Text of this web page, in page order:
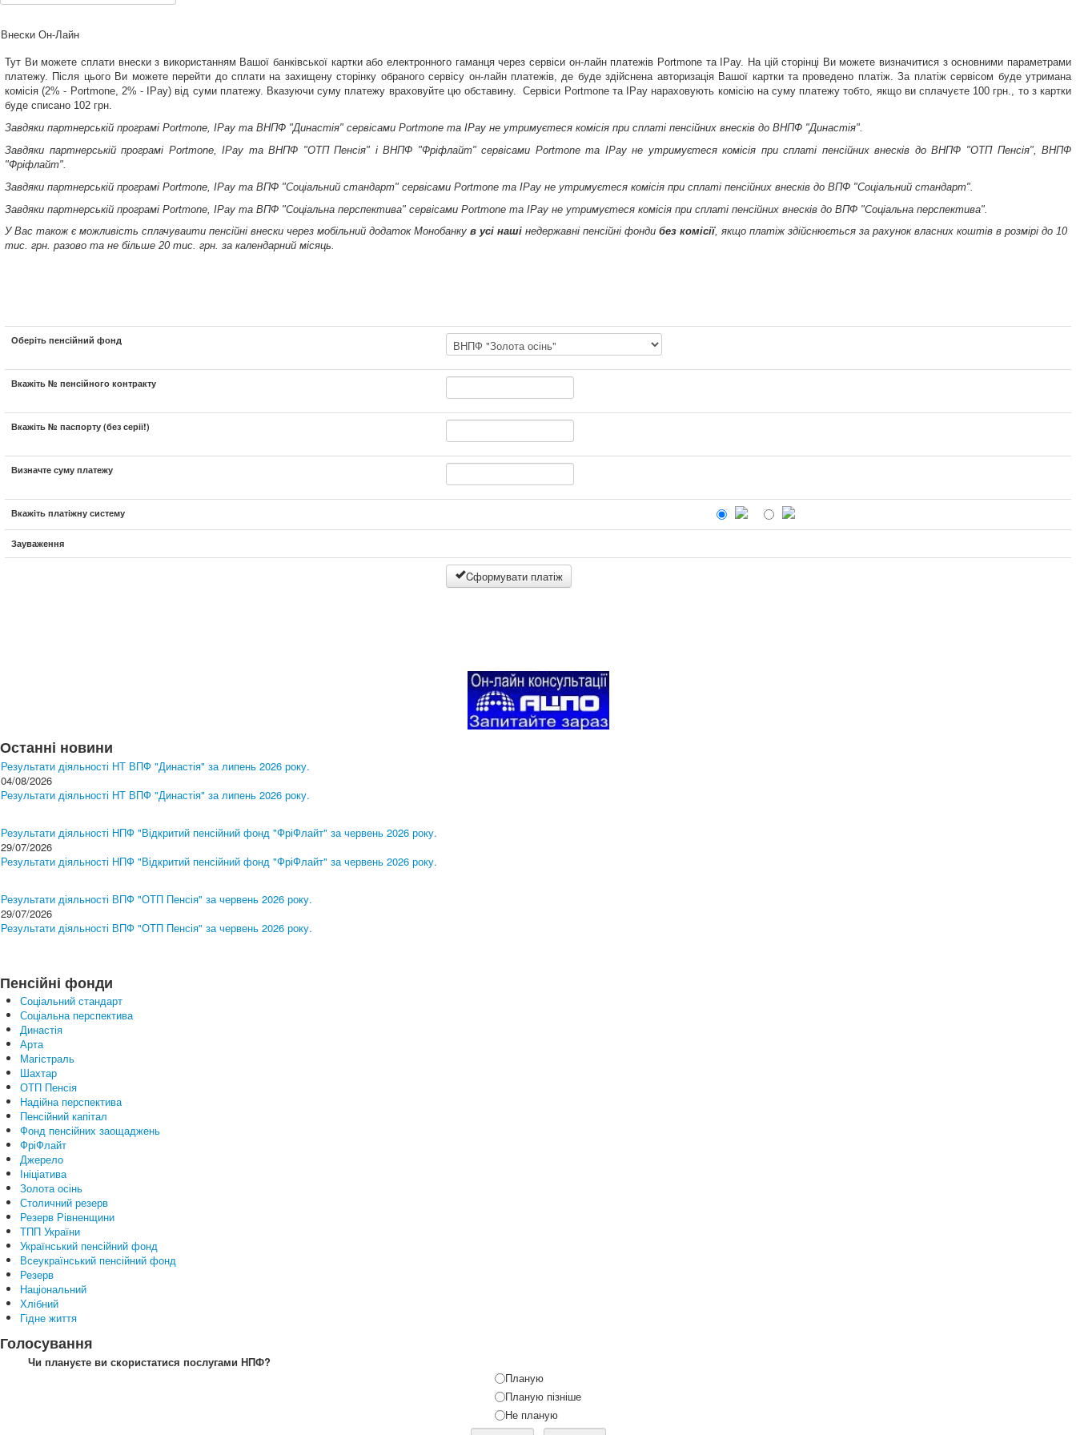
Внески Он-Лайн
Тут Ви можете сплати внески з використанням Вашої банківської картки або електронного гаманця через сервіси он-лайн платежів Portmone та IPay. На цій сторінці Ви можете визначитися з основними параметрами
платежу. Після цього Ви можете перейти до сплати на захищену сторінку обраного сервісу он-лайн платежів, де буде здійснена авторизація Вашої картки та проведено платіж.За платіж сервісом буде утримана
комісія (2% - Portmone, 2% - IPay) від суми платежу. Вказуючи суму платежу враховуйте цю обставину. Сервіси Portmone та IPay нараховують комісію на суму платежу тобто, якщо ви сплачуєте 100 грн., то з картки
буде списано 102 грн.
Завдяки партнерській програмі Portmone, IPay та ВНПФ "Династія" сервісами Portmone та IPay не утримуєтеся комісія при сплаті пенсійних внесків до ВНПФ "Династія".
Завдяки партнерській програмі Portmone,IPay та ВНПФ "ОТП Пенсія" і ВНПФ "Фріфлайт"сервісами Portmone та IPayне утримуєтеся комісія при сплаті пенсійних внесків доВНПФ "ОТП Пенсія", ВНПФ
"Фріфлайт".
Завдяки партнерській програмі Portmone, IPay та ВПФ "Соціальний стандарт" сервісами Portmone та IPay не утримуєтеся комісія при сплаті пенсійних внесків до ВПФ "Соціальний стандарт".
Завдяки партнерській програмі Portmone, IPay та ВПФ "Соціальна перспектива" сервісами Portmone та IPay не утримуєтеся комісія при сплаті пенсійних внесків до ВПФ "Соціальна перспектива".
У Вас також є можливість сплачуваити пенсійні внески через мобільний додаток Монобанку в усі наші недержавні пенсійні фонди без комісії, якщо платіж здійснюється за рахунок власних коштів в розмірі до 10
тис. грн. разово та не більше 20 тис. грн. за календарний місяць.
Оберіть пенсійний фонд
Вкажіть № пенсійного контракту
Вкажіть № паспорту (без серії!)
Визначте суму платежу
Вкажіть платіжну систему
Зауваження
Cформувати платіж
Останні новини
Результати діяльності НТ ВПФ "Династія" за липень 2026 року.
04/08/2026
Результати діяльності НТ ВПФ "Династія" за липень 2026 року.
Результати діяльності НПФ "Відкритий пенсійний фонд "ФріФлайт" за червень 2026 року.
29/07/2026
Результати діяльності НПФ "Відкритий пенсійний фонд "ФріФлайт" за червень 2026 року.
Результати діяльності ВПФ "ОТП Пенсія" за червень 2026 року.
29/07/2026
Результати діяльності ВПФ "ОТП Пенсія" за червень 2026 року.
Пенсійні фонди
Соціальний стандарт
Соціальна перспектива
Династія
Арта
Магістраль
Шахтар
ОТП Пенсія
Надійна перспектива
Пенсійний капітал
Фонд пенсійних заощаджень
ФріФлайт
Джерело
Ініціатива
Золота осінь
Столичний резерв
Резерв Рівненщини
ТПП України
Український пенсійний фонд
Всеукраїнський пенсійний фонд
Резерв
Національний
Хлібний
Гідне життя
Голосування
Чи плануєте ви скористатися послугами НПФ?
Планую
Планую пізніше
Не планую